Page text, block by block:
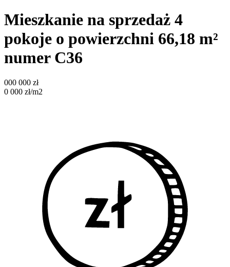
Mieszkanie na sprzedaż 4
pokoje o powierzchni 66,18 m²
numer C36
000 000 zł
0 000 zł/m2